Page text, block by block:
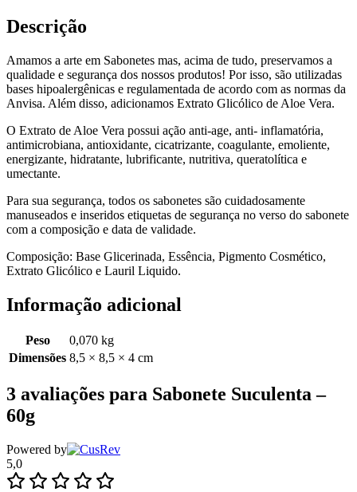
Descrição
Amamos a arte em Sabonetes mas, acima de tudo, preservamos a
qualidade e segurança dos nossos produtos! Por isso, são utilizadas
bases hipoalergênicas e regulamentada de acordo com as normas da
Anvisa. Além disso, adicionamos Extrato Glicólico de Aloe Vera.
O Extrato de Aloe Vera possui ação anti-age, anti- inflamatória,
antimicrobiana, antioxidante, cicatrizante, coagulante, emoliente,
energizante, hidratante, lubrificante, nutritiva, queratolítica e
umectante.
Para sua segurança, todos os sabonetes são cuidadosamente
manuseados e inseridos etiquetas de segurança no verso do sabonete
com a composição e data de validade.
Composição: Base Glicerinada, Essência, Pigmento Cosmético,
Extrato Glicólico e Lauril Liquido.
Informação adicional
Peso
0,070 kg
Dimensões 8,5 × 8,5 × 4 cm
3 avaliações para Sabonete Suculenta –
60g
Powered by
5,0